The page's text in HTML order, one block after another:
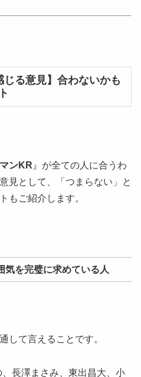
る意見】合わないかも
ンKR 』が全ての人に合うわ
見として、「つまらない」と
もご紹介します。
を完璧に求めている人
して言えることです。
、長澤まさみ、東出昌大、小